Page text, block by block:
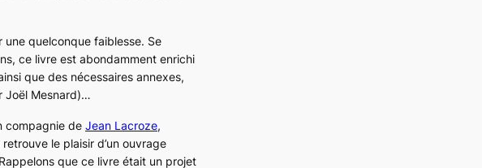
une quelconque faiblesse. Se
ce livre est abondamment enrichi
que des nécessaires annexes,
Joël Mesnard)…
compagnie de Jean Lacroze,
retrouve le plaisir d’un ouvrage
que ce livre était un projet